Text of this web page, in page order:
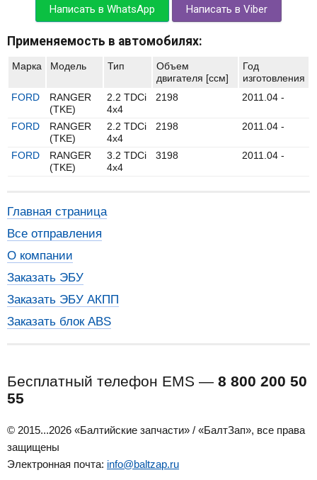
Написать в WhatsApp Написать в Viber
Применяемость в автомобилях:
Марка Модель Тип
Объем
двигателя [ccм]
Год
изготовления
FORD
RANGER
(TKE)
2.2 TDCi
4x4
2198 2011.04 -
FORD
RANGER
(TKE)
2.2 TDCi
4x4
2198 2011.04 -
FORD
RANGER
(TKE)
3.2 TDCi
4x4
3198 2011.04 -
Главная страница
Все отправления
О компании
Заказать ЭБУ
Заказать ЭБУ АКПП
Заказать блок ABS
Бесплатный телефон EMS — 8 800 200 50
55
© 2015...2026 «Балтийские запчасти» / «БалтЗап», все права
защищены
Электронная почта: info@baltzap.ru